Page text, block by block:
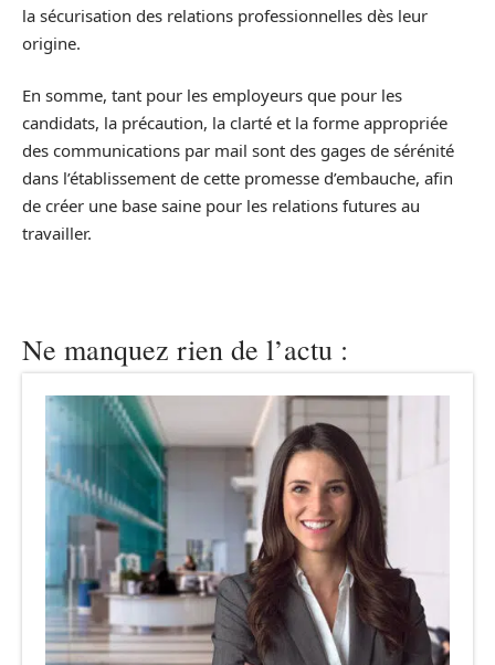
la sécurisation des relations professionnelles dès leur
origine.
En somme, tant pour les employeurs que pour les
candidats, la précaution, la clarté et la forme appropriée
des communications par mail sont des gages de sérénité
dans l’établissement de cette promesse d’embauche, afin
de créer une base saine pour les relations futures au
travailler.
Ne manquez rien de l’actu :